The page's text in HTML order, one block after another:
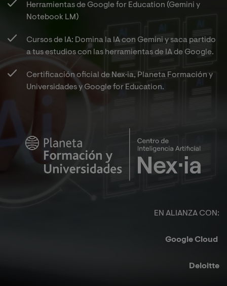
Herramientas de Google for Education (Gemini y
Notebook LM)​
Cursos de IA: Domina la IA con Gemini y saca partido
a tus estudios con las herramientas de IA de Google.​
Certificación oficial de Nex·ia, Planeta Formación y
Universidades y Google for Education.​
EN ALIANZA CON:​
Google Cloud ​
Deloitte​